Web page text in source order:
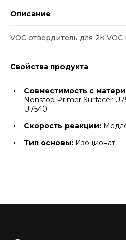
Описание
VOC отвердитель для 2К
Свойства продукта
Совместимость с
Nonstop Primer Surfacer
U7540
Скорость реакции:
Тип основы: Изоционат